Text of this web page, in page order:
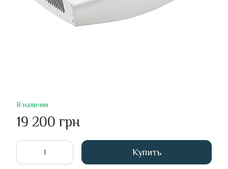
В наличии
19 200 грн
Купить